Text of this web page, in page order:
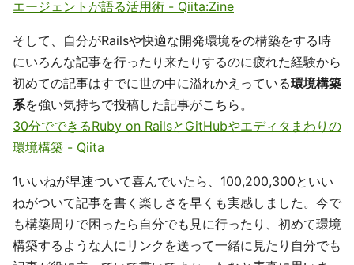
エージェントが語る活用術 - Qiita:Zine
そして、自分がRailsや快適な開発環境をの構築をする時
にいろんな記事を行ったり来たりするのに疲れた経験から
初めての記事はすでに世の中に溢れかえっている環境構築
系を強い気持ちで投稿した記事がこちら。
30分でできるRuby on RailsとGitHubやエディタまわりの
環境構築 - Qiita
1いいねが早速ついて喜んでいたら、100,200,300といい
ねがついて記事を書く楽しさを早くも実感しました。今で
も構築周りで困ったら自分でも見に行ったり、初めて環境
構築するような人にリンクを送って一緒に見たり自分でも